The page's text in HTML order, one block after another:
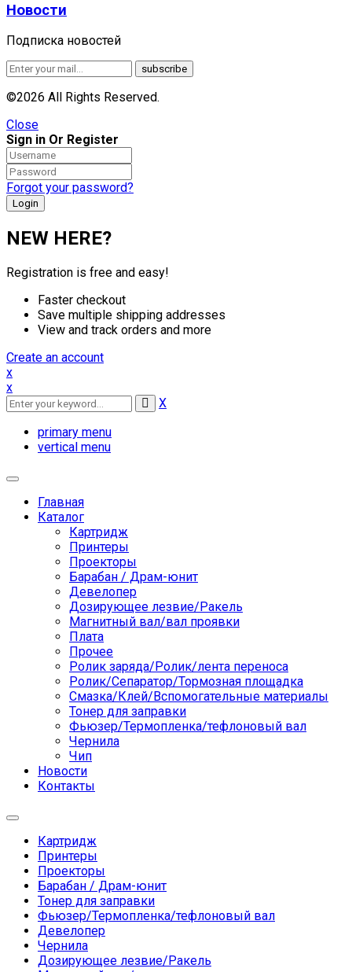
Новости
Подписка новостей
©2026 All Rights Reserved.
Close
Sign in Or Register
Forgot your password?
NEW HERE?
Registration is free and easy!
Faster checkout
Save multiple shipping addresses
View and track orders and more
Create an account
x
x
X
primary menu
vertical menu
Toggle
navigationГлавная
Каталог
Картридж
Принтеры
Проекторы
Барабан / Драм-юнит
Девелопер
Дозирующее лезвие/Ракель
Магнитный вал/вал проявки
Плата
Прочее
Ролик заряда/Ролик/лента переноса
Ролик/Сепаратор/Тормозная площадка
Смазка/Клей/Вспомогательные материалы
Тонер для заправки
Фьюзер/Термопленка/тефлоновый вал
Чернила
Чип
Новости
Контакты
Toggle
navigationКартридж
Принтеры
Проекторы
Барабан / Драм-юнит
Тонер для заправки
Фьюзер/Термопленка/тефлоновый вал
Девелопер
Чернила
Дозирующее лезвие/Ракель